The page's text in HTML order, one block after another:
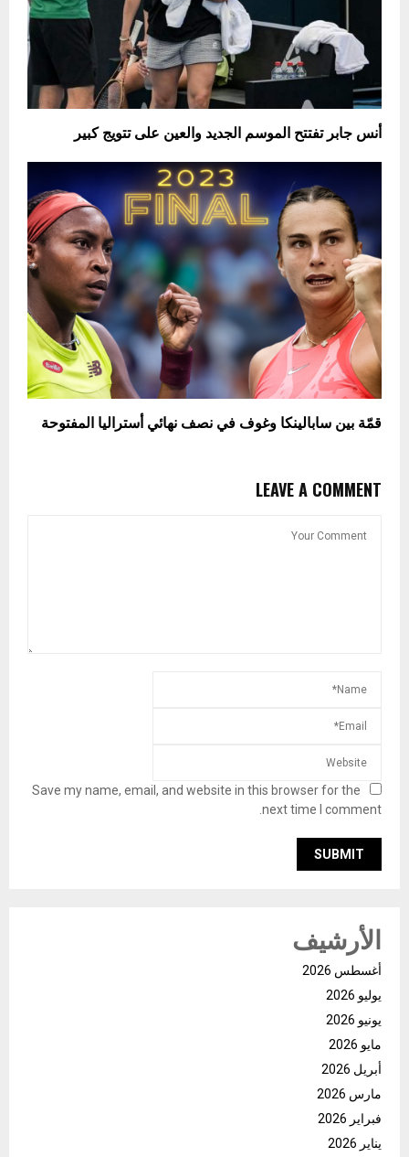
أنس جابر تفتتح الموسم الجديد والعين على تتويج كبير
قمّة بين سابالينكا وغوف في نصف نهائي أستراليا المفتوحة
LEAVE A COMMENT
Save my name, email, and website in this browser for the
next time I comment.
الأرشيف
أغسطس 2026
يوليو 2026
يونيو 2026
مايو 2026
أبريل 2026
مارس 2026
فبراير 2026
يناير 2026